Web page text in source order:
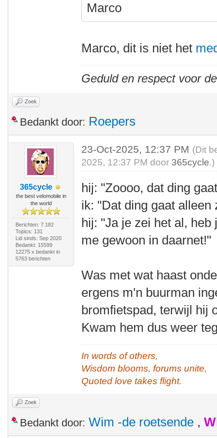
Marco
Marco, dit is niet het
Geduld en respect voor
Zoek
Bedankt door: Roepers
365cycle
the best velomobile in
the world
Berichten: 7.182
Topics: 131
Lid sinds: Sep 2020
Bedankt: 15599
12275 x bedankt in
5763 berichten
23-Oct-2025, 12:37 PM (Dit
2025, 12:37 PM door 365cycle.)
hij: "Zoooo, dat ding
ik: "Dat ding gaat alleen
hij: "Ja je zei het al,
me gewoon in daarnet!"
Was met wat haast
ergens m'n buurman
bromfietspad, terwijl hij
Kwam hem dus weer
In words of others,
Wisdom blooms, forums unite,
Quoted love takes flight.
Zoek
Bedankt door: Wim -de roetsende ,